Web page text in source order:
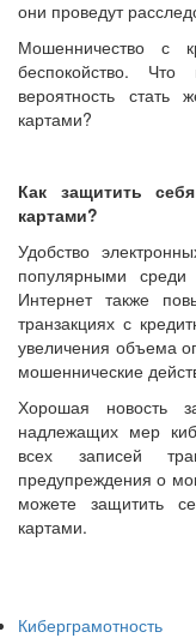
они проведут
Мошенничество с
беспокойство.
вероятность стать
картами?
Как защитить
картами?
Удобство
популярными
Интернет также
транзакциях с
увеличения объема
мошеннические
Хорошая новость
надлежащих мер
всех записей
предупреждения о
можете защитить
картами.
Киберграмотность